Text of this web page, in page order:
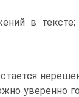
в тексте;
уверенно